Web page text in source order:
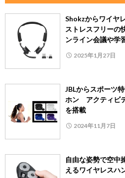
Shokzからワイヤ
ストレスフリーの
ンライン会議や学
2025年1月27日
JBLからスポーツ
ホン アクティビ
を搭載
2024年11月7日
自由な姿勢で空
えるワイヤレスハ